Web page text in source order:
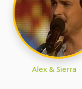
Alex & Sierra